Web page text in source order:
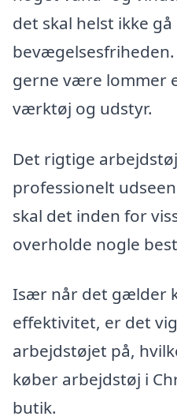
det skal helst ikke
gerne være lommer
værktøj og udstyr.
Det rigtige
professionelt
skal det inden for
overholde nogle
Især når det gælder
effektivitet, er det
arbejdstøjet på,
køber arbejdstøj i
butik.